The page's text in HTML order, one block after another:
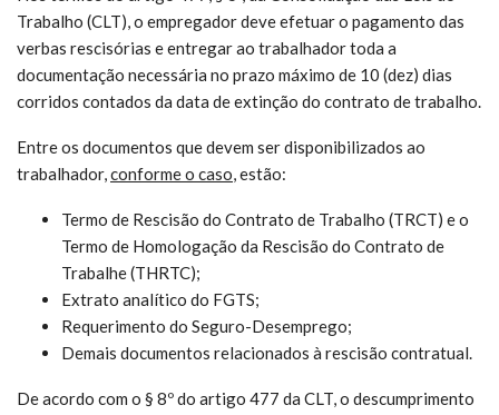
Trabalho (CLT), o empregador deve efetuar o pagamento das
verbas rescisórias e entregar ao trabalhador toda a
documentação necessária no prazo máximo de 10 (dez) dias
corridos contados da data de extinção do contrato de trabalho.
Entre os documentos que devem ser disponibilizados ao
trabalhador,conforme o caso, estão:
Termo de Rescisão do Contrato de Trabalho (TRCT) e o
Termo de Homologação da Rescisão do Contrato de
Trabalhe (THRTC);
Extrato analítico do FGTS;
Requerimento do Seguro-Desemprego;
Demais documentos relacionados à rescisão contratual.
De acordo com o § 8º do artigo 477 da CLT, o descumprimento